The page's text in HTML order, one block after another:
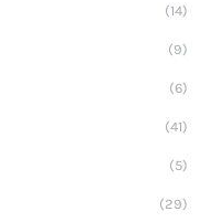
(14)
(9)
(6)
(41)
(5)
(29)